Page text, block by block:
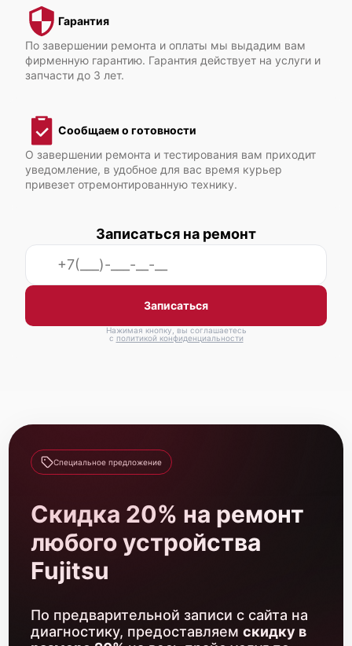
Fujitsu Primergy TX2550 M4
Fujitsu Primergy TX2540 M1
Fujitsu Primergy TX1330 M4
Гарантия
По завершении ремонта и оплаты мы выдадим вам
фирменную гарантию. Гарантия действует на услуги и
запчасти до 3 лет.
Сообщаем о готовности
О завершении ремонта и тестирования вам приходит
уведомление, в удобное для вас время курьер
привезет отремонтированную технику.
Записаться на ремонт
Записаться
Нажимая кнопку, вы соглашаетесь
с политикой конфиденциальности
Специальное предложение
Скидка 20% на ремонт
любого устройства
Fujitsu
По предварительной записи с сайта на
диагностику, предоставляем скидку в